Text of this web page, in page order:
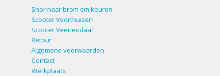
Snor naar brom om keuren
Scooter Voorthuizen
Scooter Veenendaal
Retour
Algemene voorwaarden
Contact
Werkplaats